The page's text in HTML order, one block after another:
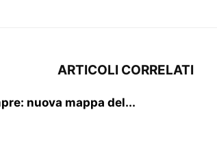
ARTICOLI CORRELATI
nuova mappa del...